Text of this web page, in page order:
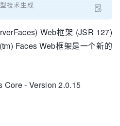
技术生成
Web框架 (JSR 127)
Faces Web框架是一个新的
Core - Version 2.0.15